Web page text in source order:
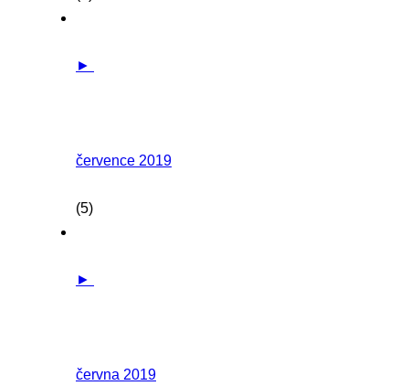
►
července 2019
(5)
►
června 2019